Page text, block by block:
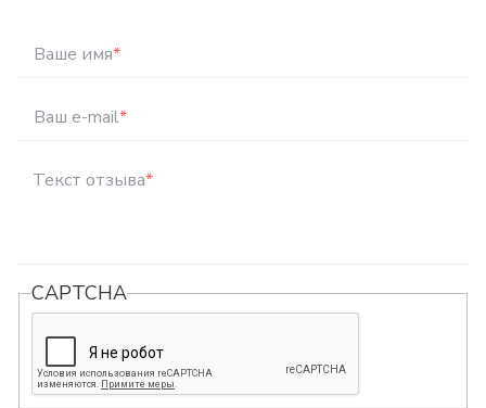
Ваше имя*
Ваш e-mail*
Текст отзыва*
CAPTCHA